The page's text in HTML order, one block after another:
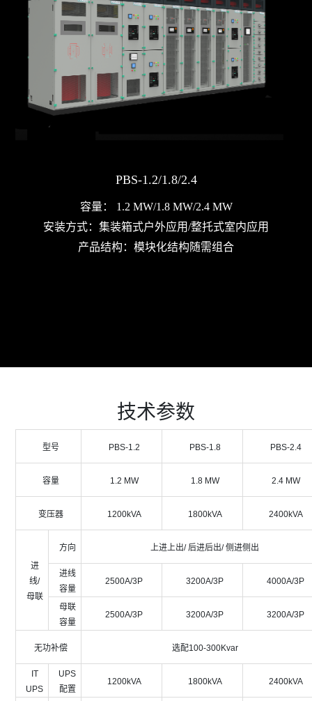
PBS-1.2/1.8/2.4
容量： 1.2 MW/1.8 MW/2.4 MW
安装方式：集装箱式户外应用/整托式室内应用
产品结构：模块化结构随需组合
技术参数
型号 PBS-1.2 PBS-1.8 PBS-2.4
容量 1.2 MW 1.8 MW 2.4 MW
变压器 1200kVA 1800kVA 2400kVA
进
线/
母联
方向 上进上出/ 后进后出/ 侧进侧出
进线
容量
2500A/3P 3200A/3P 4000A/3P
母联
容量
2500A/3P 3200A/3P 3200A/3P
无功补偿 选配100-300Kvar
IT
UPS
UPS
配置
1200kVA 1800kVA 2400kVA